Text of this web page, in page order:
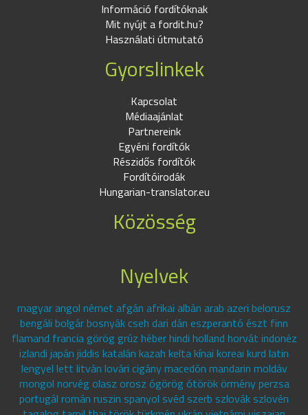
Információ fordítóknak
Mit nyújt a fordit.hu?
Használati útmutató
Gyorslinkek
Kapcsolat
Médiaajánlat
Partnereink
Egyéni fordítók
Részidős fordítók
Fordítóirodák
Hungarian-translator.eu
Közösség
Nyelvek
magyar angol német afgán afrikai albán arab azeri belorusz
bengáli bolgár bosnyák cseh dari dán eszperantó észt finn
flamand francia görög grúz héber hindi holland horvát indonéz
izlandi japán jiddis katalán kazah kelta kínai koreai kurd latin
lengyel lett litván lovári cigány macedón mandarin moldáv
mongol norvég olasz orosz ógörög ótörök örmény perzsa
portugál román ruszin spanyol svéd szerb szlovák szlovén